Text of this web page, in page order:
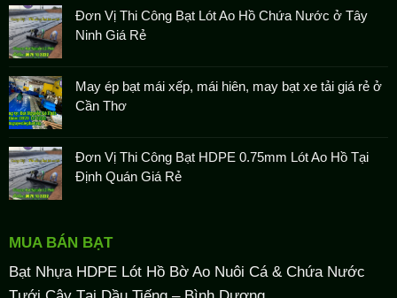
Đơn Vị Thi Công Bạt Lót Ao Hồ Chứa Nước ở Tây
Ninh Giá Rẻ
May ép bạt mái xếp, mái hiên, may bạt xe tải giá rẻ ở
Cần Thơ
Đơn Vị Thi Công Bạt HDPE 0.75mm Lót Ao Hồ Tại
Định Quán Giá Rẻ
MUA BÁN BẠT
Bạt Nhựa HDPE Lót Hồ Bờ Ao Nuôi Cá & Chứa Nước